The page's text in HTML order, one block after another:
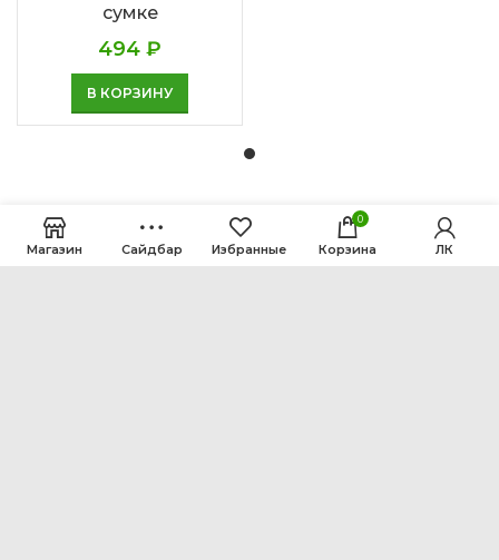
сумке
494 ₽
В КОРЗИНУ
Магазин Сайдбар Избранные
0
Корзина ЛК